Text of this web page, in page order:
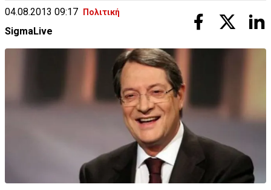
04.08.2013 09:17 Πολιτική
SigmaLive